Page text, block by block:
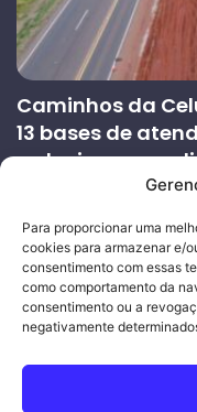
Para proporcionar uma
cookies para armazenar e/
consentimento com essas
como comportamento da
consentimento ou a
negativamente
Caminhos da
13 bases de
rodovias
Ouro